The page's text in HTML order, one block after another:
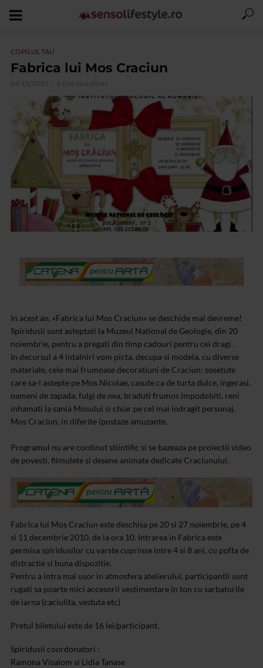
COPILUL TAU
Fabrica lui Mos Craciun
04/11/2010 4.016 vizualizari
In acest an, «Fabrica lui Mos Craciun» se deschide mai devreme!
Spiridusii sunt asteptati la Muzeul National de Geologie, din 20
noiembrie, pentru a pregati din timp cadouri pentru cei dragi .
In decursul a 4 intalniri vom picta, decupa si modela, cu diverse
materiale, cele mai frumoase decoratiuni de Craciun: sosetute
care sa-l astepte pe Mos Nicolae, casute ca de turta dulce, ingerasi,
oameni de zapada, fulgi de nea, braduti frumos impodobiti, reni
inhamati la sania Mosului si chiar pe cel mai indragit personaj,
Mos Craciun, in diferite ipostaze amuzante.
Programul nu are continut stiintific si se bazeaza pe proiectii video
de povesti, filmulete si desene animate dedicate Craciunului.
Fabrica lui Mos Craciun este deschisa pe 20 si 27 noiembrie, pe 4
si 11 decembrie 2010, de la ora 10. Intrarea in Fabrica este
permisa spiridusilor cu varste cuprinse intre 4 si 8 ani, cu pofta de
distractie si buna dispozitie.
Pentru a intra mai usor in atmosfera atelierului, participantii sunt
rugati sa poarte mici accesorii vestimentare in ton cu sarbatorile
de iarna (caciulita, vestuta etc)
Pretul biletului este de 16 lei/participant.
Spiridusii coordonatori :
Ramona Visalom si Lidia Tanase